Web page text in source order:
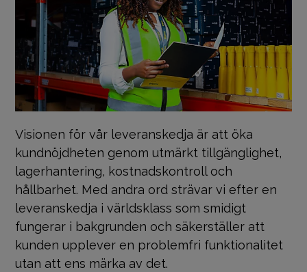
Visionen för vår leveranskedja är att öka
kundnöjdheten genom utmärkt tillgänglighet,
lagerhantering, kostnadskontroll och
hållbarhet. Med andra ord strävar vi efter en
leveranskedja i världsklass som smidigt
fungerar i bakgrunden och säkerställer att
kunden upplever en problemfri funktionalitet
utan att ens märka av det.